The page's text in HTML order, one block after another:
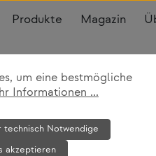
Produkte Magazin
Armlehnstuhl
um eine bestmögliche
Informationen ...
technisch Notwendige
akzeptieren